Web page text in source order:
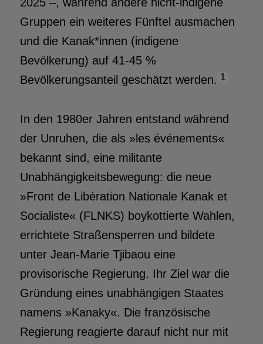
Gruppen ein weiteres Fünftel ausmachen
und die Kanak*innen (indigene
Bevölkerung) auf 41-45 %
Bevölkerungsanteil geschätzt werden. 1
In den 1980er Jahren entstand während
der Unruhen, die als »les événements«
bekannt sind, eine militante
Unabhängigkeitsbewegung: die neue
»Front de Libération Nationale Kanak et
Socialiste« (FLNKS) boykottierte Wahlen,
errichtete Straßensperren und bildete
unter Jean-Marie Tjibaou eine
provisorische Regierung. Ihr Ziel war die
Gründung eines unabhängigen Staates
namens »Kanaky«. Die französische
Regierung reagierte darauf nicht nur mit